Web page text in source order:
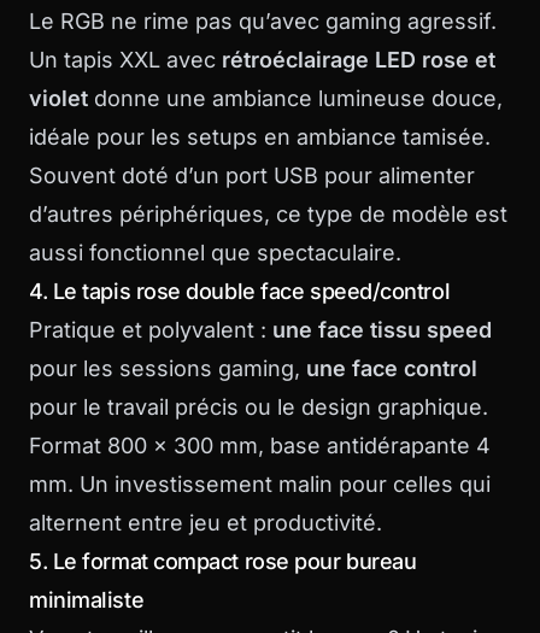
Le RGB ne rime pas qu’avec gaming agressif.
Un tapis XXL avec rétroéclairage LED rose et
violet donne une ambiance lumineuse douce,
idéale pour les setups en ambiance tamisée.
Souvent doté d’un port USB pour alimenter
d’autres périphériques, ce type de modèle est
aussi fonctionnel que spectaculaire.
4. Le tapis rose double face speed/control
Pratique et polyvalent : une face tissu speed
pour les sessions gaming, une face control
pour le travail précis ou le design graphique.
Format 800 x 300 mm, base antidérapante 4
mm. Un investissement malin pour celles qui
alternent entre jeu et productivité.
5. Le format compact rose pour bureau
minimaliste